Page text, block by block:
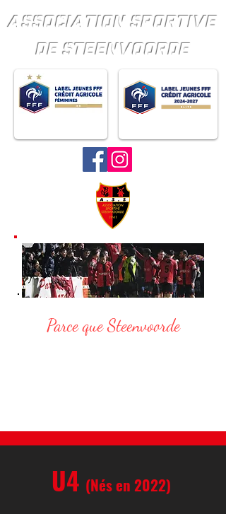
ASSOCIATION SPORTIVE
DE STEENVOORDE
Parce que Steenvoorde
U4 (Nés en 2022)